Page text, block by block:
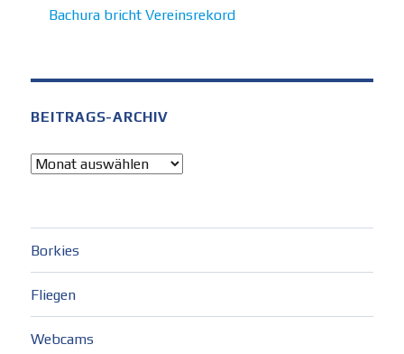
Bachura bricht Vereinsrekord
BEITRAGS-ARCHIV
Beitrags-
Borkies
Fliegen
Webcams